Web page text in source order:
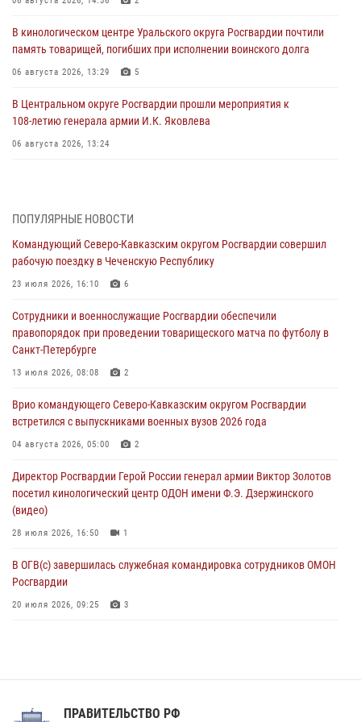
В кинологическом центре Уральского округа Росгвардии почтили
память товарищей, погибших при исполнении воинского долга
06 августа 2026, 13:29 5
В Центральном округе Росгвардии прошли мероприятия к
108‑летию генерала армии И.К. Яковлева
06 августа 2026, 13:24
06 августа 2026, 12:35 1
Росгвардейцы провели выставку вооружения для участников сбора
«Гвардеец» в Пензе (видео)
06 августа 2026, 12:00
В Курске росгвардейцы приняли участие в митинге, посвященном
второй годовщине вторжения ВСУ на территорию области
06 августа 2026, 11:56
угрожавшего подростку травматическим пистолетом
06 августа 2026, 11:33
крупная нарколаборатория
ПОПУЛЯРНЫЕ НОВОСТИ
Командующий Северо-Кавказским округом Росгвардии совершил
рабочую поездку в Чеченскую Республику
23 июля 2026, 16:10 6
Сотрудники и военнослужащие Росгвардии обеспечили
правопорядок при проведении товарищеского матча по футболу в
Санкт-Петербурге
13 июля 2026, 08:08 2
Врио командующего Северо-Кавказским округом Росгвардии
встретился с выпускниками военных вузов 2026 года
04 августа 2026, 05:00 2
Директор Росгвардии Герой России генерал армии Виктор Золотов
посетил кинологический центр ОДОН имени Ф.Э. Дзержинского
(видео)
28 июля 2026, 16:50 1
В ОГВ(с) завершилась служебная командировка сотрудников ОМОН
Росгвардии
20 июля 2026, 09:25 3
ПРАВИТЕЛЬСТВО РФ